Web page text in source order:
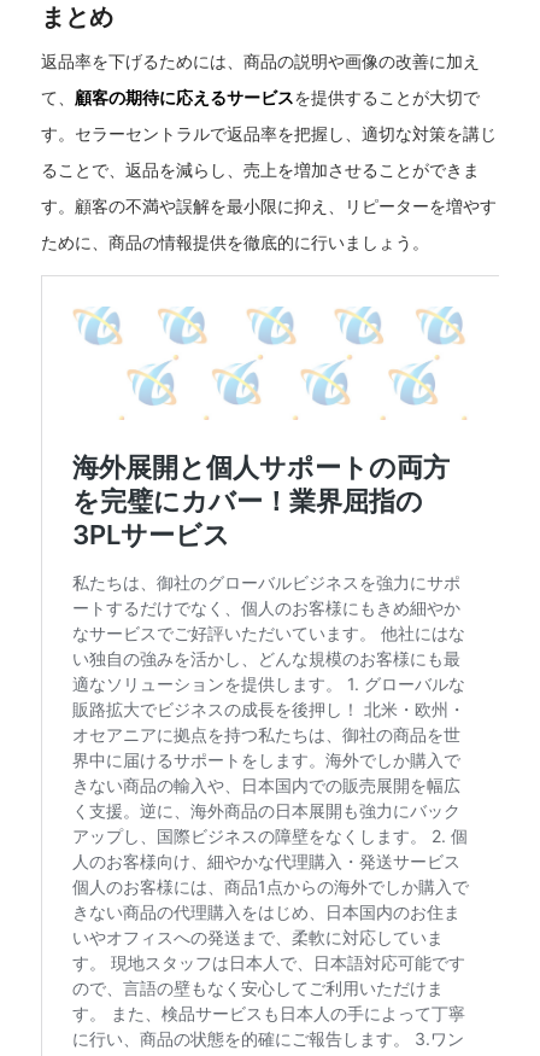
まとめ
返品率を下げるためには、商品の説明や画像の改善に加え
て、 顧客の期待に応えるサービスを提供することが大切で
す。セラーセントラルで返品率を把握し、適切な対策を講じ
ることで、返品を減らし、売上を増加させることができま
す。顧客の不満や誤解を最小限に抑え、リピーターを増やす
ために、商品の情報提供を徹底的に行いましょう。